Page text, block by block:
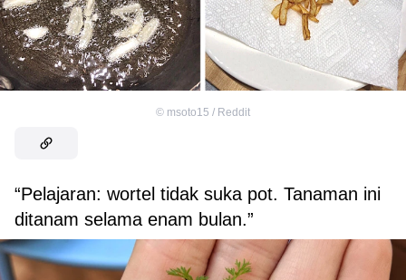
© msoto15 / Reddit
“Pelajaran: wortel tidak suka pot. Tanaman ini
ditanam selama enam bulan.”